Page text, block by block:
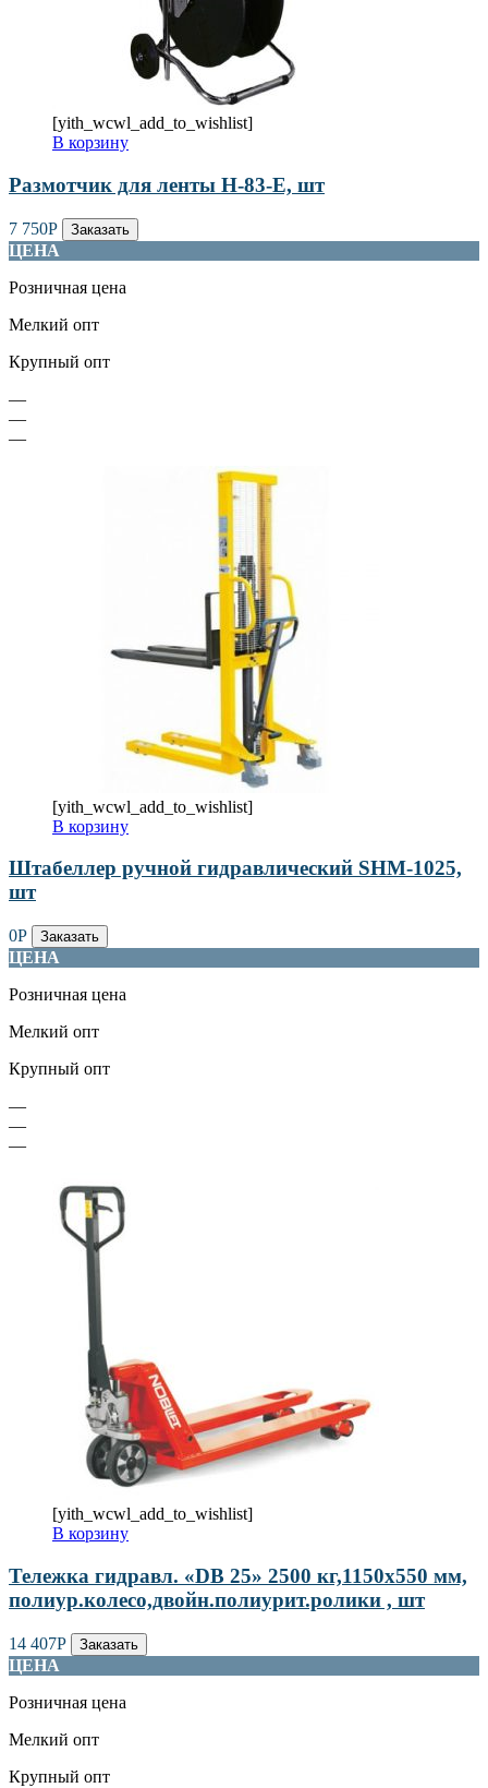
[yith_wcwl_add_to_wishlist]
В корзину
Размотчик для ленты H-83-Е, шт
7 750Р Заказать
ЦЕНА
Розничная цена
Мелкий опт
Крупный опт
—
—
—
[yith_wcwl_add_to_wishlist]
В корзину
Штабеллер ручной гидравлический SHM-1025,
шт
0Р Заказать
ЦЕНА
Розничная цена
Мелкий опт
Крупный опт
—
—
—
[yith_wcwl_add_to_wishlist]
В корзину
Тележка гидравл. «DB 25» 2500 кг,1150х550 мм,
полиур.колесо,двойн.полиурит.ролики , шт
14 407Р Заказать
ЦЕНА
Розничная цена
Мелкий опт
Крупный опт